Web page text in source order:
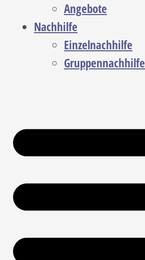
Angebote
Nachhilfe
Einzelnachhilfe
Gruppennachhilfe